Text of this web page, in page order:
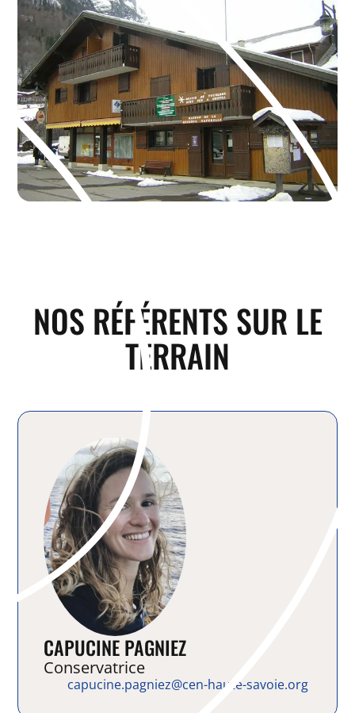
NOS RÉFÉRENTS SUR LE
TERRAIN
CAPUCINE PAGNIEZ
Conservatrice
capucine.pagniez@cen-haute-savoie.org